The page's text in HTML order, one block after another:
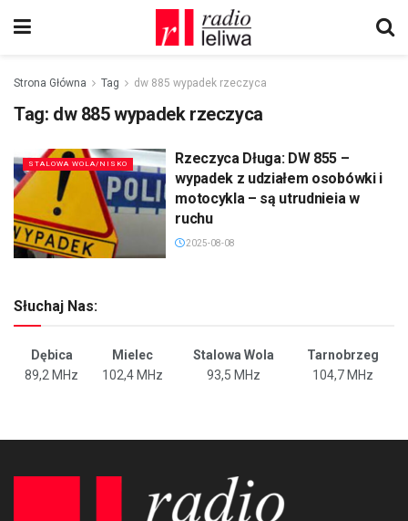
Strona Główna Tag dw 885 wypadek rzeczyca
Tag: dw 885 wypadek rzeczyca
STALOWA WOLA/NISKO
Rzeczyca Długa: DW 855 –
wypadek z udziałem osobówki i
motocykla – są utrudnieia w
ruchu
2025-08-08
Słuchaj Nas:
Dębica Mielec Stalowa Wola
Tarnobrzeg
89,2 MHz
102,4 MHz 93,5 MHz 104,7 MHz